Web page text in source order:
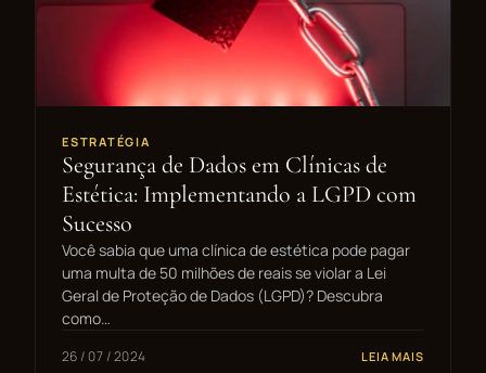
ESTRATÉGIA
Segurança de Dados em Clínicas de
Estética: Implementando a LGPD com
Sucesso
Você sabia que uma clínica de estética pode pagar
uma multa de 50 milhões de reais se violar a Lei
Geral de Proteção de Dados (LGPD)? Descubra
como…
26 / 07 / 2024 LEIA MAIS